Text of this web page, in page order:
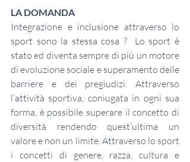
LA DOMANDA
Integrazione e inclusione attraverso lo
sport sono la stessa cosa ?  Lo sport è
stato ed diventa sempre di più un motore
di evoluzione sociale e superamento delle
barriere e dei pregiudizi. Attraverso
l’attività sportiva, coniugata in ogni sua
forma, è possibile superare il concetto di
diversità rendendo quest’ultima un
valore e non un limite. Attraverso lo sport
i concetti di genere, razza, cultura e